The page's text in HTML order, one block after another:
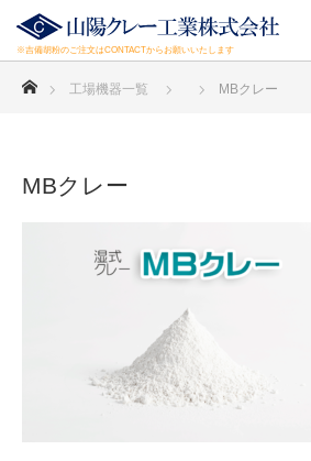
※吉備胡粉のご注文はCONTACTからお願いいたします
ホーム
工場機器一覧 MBクレー
MBクレー